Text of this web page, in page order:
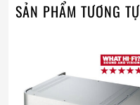
SẢN PHẨM TƯƠNG TỰ